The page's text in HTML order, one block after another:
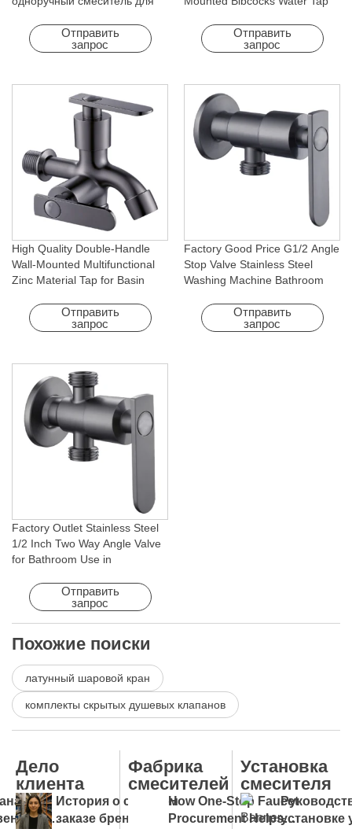
горячим водопадом с
вращающейся функцией для
Отправить
запрос
Отправить
запрос
High Quality Double-Handle
Wall-Mounted Multifunctional
Zinc Material Tap for Basin
Homes
Отправить
запрос
Factory Good Price G1/2 Angle
Stop Valve Stainless Steel
Washing Machine Bathroom
Apartments & Hotels
Отправить
запрос
Factory Outlet Stainless Steel
1/2 Inch Two Way Angle Valve
for Bathroom Use in
InstallationОтправить
запрос
Похожие поиски
латунный шаровой кран
комплекты скрытых душевых клапанов
Дело
клиента
История о срочном
заказе бренда
Фабрика
смесителей
How One-Stop Faucet
Procurement Helps
Установка
смесителя
установке